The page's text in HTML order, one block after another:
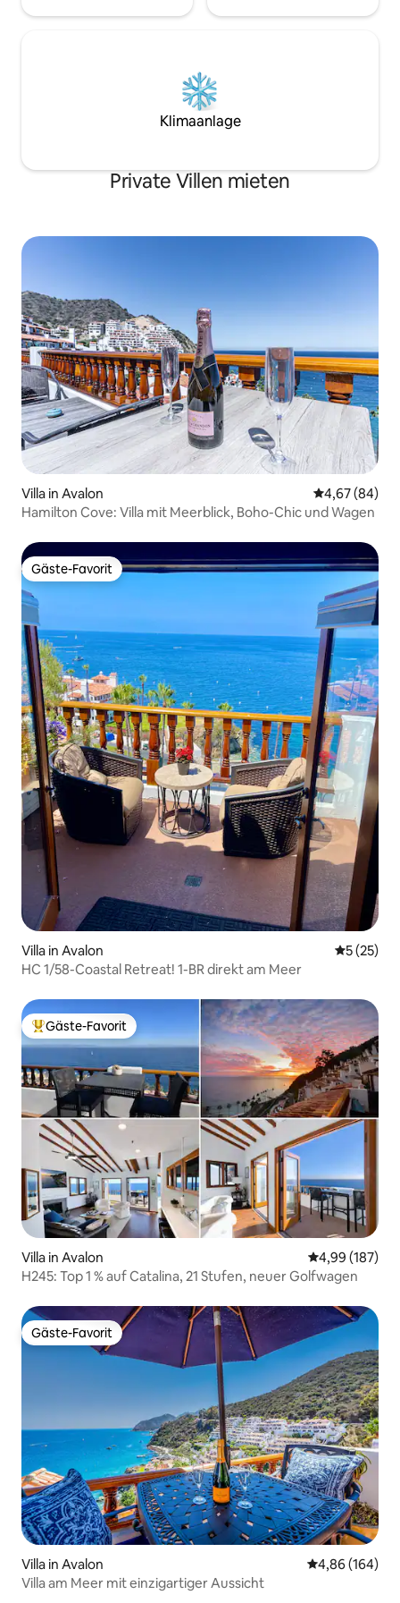
Klimaanlage
Private Villen mieten
Villa in Avalon
4,67 (84)
Hamilton Cove: Villa mit Meerblick, Boho-Chic und Wagen
Gäste-Favorit
Gäste-Favorit
Villa in Avalon
5 (25)
HC 1/58-Coastal Retreat! 1-BR direkt am Meer
Beliebter Gäste-Favorit.
Gäste-Favorit
Villa in Avalon
4,99 (187)
H245: Top 1 % auf Catalina, 21 Stufen, neuer Golfwagen
Gäste-Favorit
Gäste-Favorit
Villa in Avalon
4,86 (164)
Villa am Meer mit einzigartiger Aussicht